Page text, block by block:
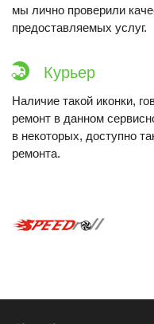
мы лично проверили
предоставляемых услуг.
Курьер
Наличие такой иконки,
ремонт в данном
в некоторых, доступно
ремонта.